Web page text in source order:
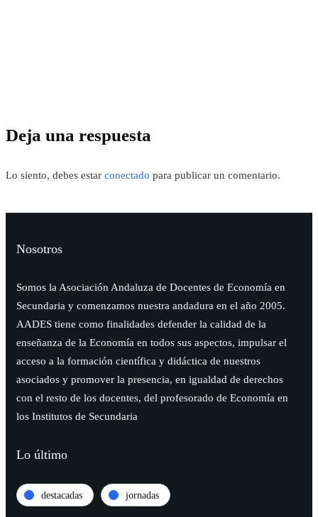
Deja una respuesta
Lo siento, debes estar conectado para publicar un comentario.
Nosotros
Somos la Asociación Andaluza de Docentes de Economía en
Secundaria y comenzamos nuestra andadura en el año 2005.
AADES tiene como finalidades defender la calidad de la
enseñanza de la Economía en todos sus aspectos, impulsar el
acceso a la formación científica y didáctica de nuestros
asociados y promover la presencia, en igualdad de derechos
con el resto de los docentes, del profesorado de Economía en
los Institutos de Secundaria
Lo último
destacadas jornadas